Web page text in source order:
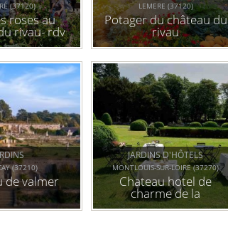
(37120)
roses au
rivau- rdv
(37)
LEMERE (37120)
Potager du château du
rivau
(37210)
de valmer
JARDINS D'HÔTELS
MONTLOUIS-SUR-LOIRE (37270)
Chateau hotel de
charme de la
bourdaisière